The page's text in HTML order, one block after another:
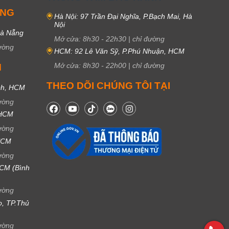
Nẵng
HCM
(Bình
TP.Thủ
Hà Nội: 97 Trần Đại Nghĩa, P.Bạch Mai, Hà
Nội
Mở cửa: 8h30 - 22h30 | chỉ đường
HCM: 92 Lê Văn Sỹ, P.Phú Nhuận, HCM
Mở cửa: 8h30 - 22h00 | chỉ đường
THEO DÕI CHÚNG TÔI TẠI